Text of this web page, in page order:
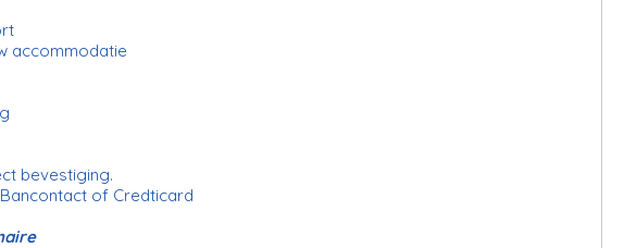
accommodatie
bevestiging.
of Credticard